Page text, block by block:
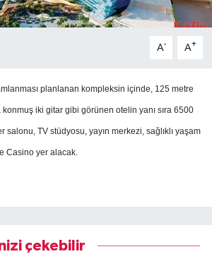
A- A+
planlanan kompleksin içinde, 125 metre
konmuş iki gitar gibi görünen otelin yanı sıra 6500
salonu, TV stüdyosu, yayın merkezi, sağlıklı yaşam
Casino yer alacak.
çekebilir